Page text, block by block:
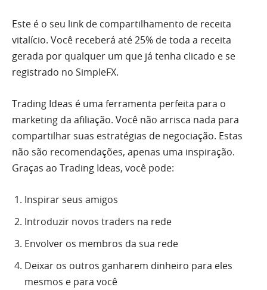
Este é o seu link de compartilhamento de receita
vitalício. Você receberá até 25% de toda a receita
gerada por qualquer um que já tenha clicado e se
registrado no SimpleFX.
Trading Ideas é uma ferramenta perfeita para o
marketing da afiliação. Você não arrisca nada para
compartilhar suas estratégias de negociação. Estas
não são recomendações, apenas uma inspiração.
Graças ao Trading Ideas, você pode:
Inspirar seus amigos
Introduzir novos traders na rede
Envolver os membros da sua rede
Deixar os outros ganharem dinheiro para eles
mesmos e para você